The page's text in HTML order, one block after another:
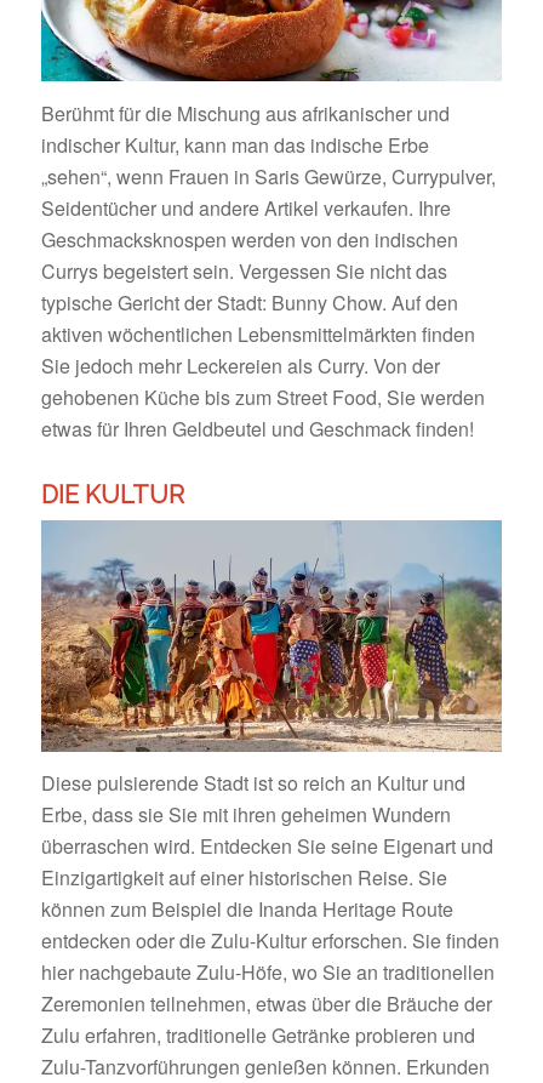
Berühmt für die Mischung aus afrikanischer und
indischer Kultur, kann man das indische Erbe
„sehen“, wenn Frauen in Saris Gewürze, Currypulver,
Seidentücher und andere Artikel verkaufen. Ihre
Geschmacksknospen werden von den indischen
Currys begeistert sein. Vergessen Sie nicht das
typische Gericht der Stadt: Bunny Chow. Auf den
aktiven wöchentlichen Lebensmittelmärkten finden
Sie jedoch mehr Leckereien als Curry. Von der
gehobenen Küche bis zum Street Food, Sie werden
etwas für Ihren Geldbeutel und Geschmack finden!
DIE KULTUR
Diese pulsierende Stadt ist so reich an Kultur und
Erbe, dass sie Sie mit ihren geheimen Wundern
überraschen wird. Entdecken Sie seine Eigenart und
Einzigartigkeit auf einer historischen Reise. Sie
können zum Beispiel die Inanda Heritage Route
entdecken oder die Zulu-Kultur erforschen. Sie finden
hier nachgebaute Zulu-Höfe, wo Sie an traditionellen
Zeremonien teilnehmen, etwas über die Bräuche der
Zulu erfahren, traditionelle Getränke probieren und
Zulu-Tanzvorführungen genießen können. Erkunden